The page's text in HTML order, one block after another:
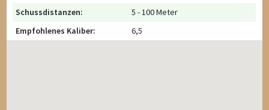
Schussdistanzen:
5 - 100 Meter
Empfohlenes Kaliber:
6,5